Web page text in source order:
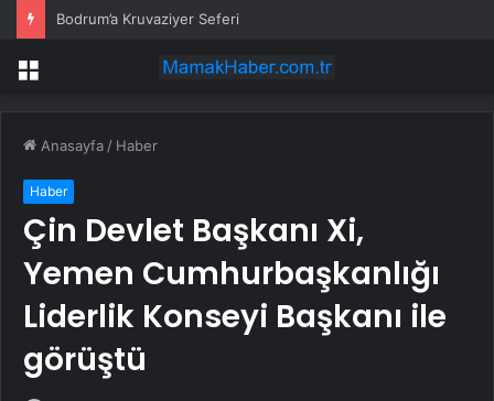
Bodrum’a Kruvaziyer Seferi
Menü
Anasayfa / Haber
Haber
Çin Devlet Başkanı Xi,
Yemen Cumhurbaşkanlığı
Liderlik Konseyi Başkanı ile
görüştü